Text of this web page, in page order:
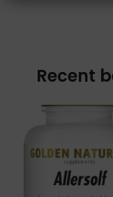
Recent